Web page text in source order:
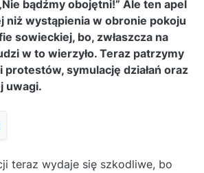
bądźmy obojętni!” Ale ten apel
niż wystąpienia w obronie pokoju
sowieckiej, bo, zwłaszcza na
w to wierzyło. Teraz patrzymy
protestów, symulację działań oraz
uwagi.
teraz wydaje się szkodliwe, bo